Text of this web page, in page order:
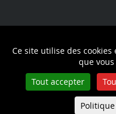
Ce site utilise des
que
Tout accepter
Queue-Fair